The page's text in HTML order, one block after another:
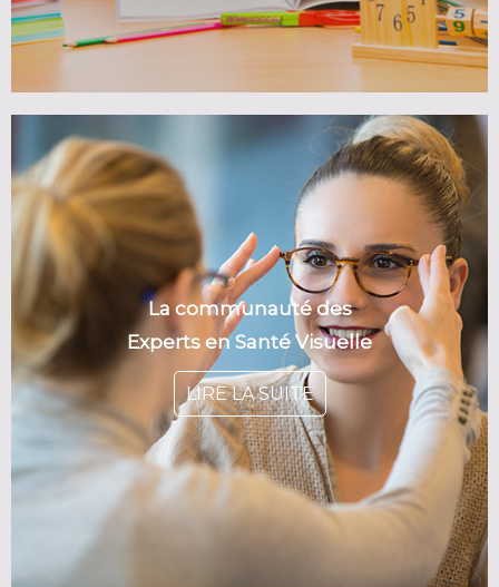
La communauté des
Experts en Santé Visuelle
LIRE LA SUITE